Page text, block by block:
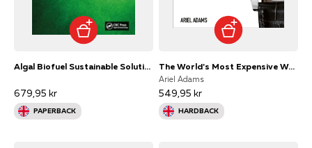
Algal Biofuel Sustainable Solution
679,95 kr
PAPERBACK
The World's Most Expensive Watches
Ariel Adams
549,95 kr
HARDBACK